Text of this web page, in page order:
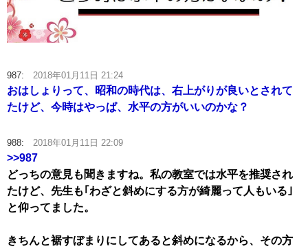
987: 2018年01月11日 21:24
おはしょりって、昭和の時代は、右上がりが良いとされて
たけど、今時はやっぱ、水平の方がいいのかな？
988: 2018年01月11日 22:09
>>987
どっちの意見も聞きますね。私の教室では水平を推奨され
たけど、先生も｢わざと斜めにする方が綺麗って人もいる｣
と仰ってました。
きちんと裾すぼまりにしてあると斜めになるから、その方